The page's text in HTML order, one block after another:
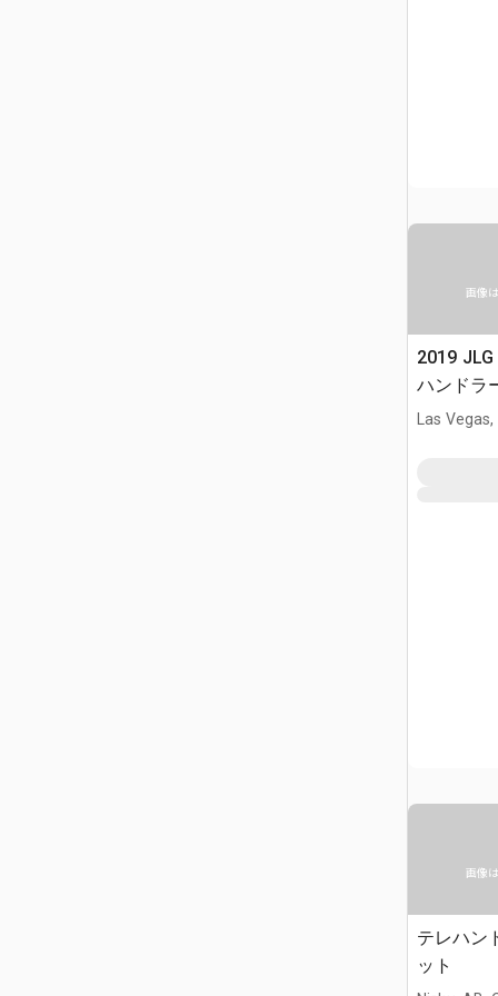
画像
2019
ハンドラ
Las Vegas,
画像
テレハン
ット